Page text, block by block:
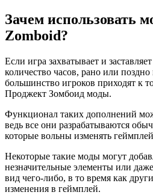
Зачем использовать
Zomboid?
Если игра захватывает и
количество часов, рано или
большинство игроков приходят к
Проджект Зомбоид моды.
Функционал таких дополнений
ведь все они разрабатываются
которые вольны изменять
Некоторые такие моды могут
незначительные элементы или
вид чего-либо, в то время как
изменения в геймплей.